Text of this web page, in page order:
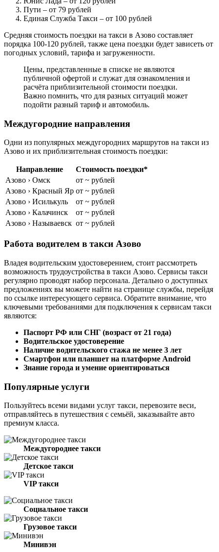
Пути – от 79 рублей
Единая Служба Такси – от 100 рублей
Средняя стоимость поездки на такси в Азово составляет
порядка 100-120 рублей, также цена поездки будет зависеть от
погодных условий, тарифа и загруженности.
Цены, представленные в списке не являются
публичной офертой и служат для ознакомления и
расчёта приблизительной стоимости поездки.
Важно помнить, что для разных ситуаций может
подойти разный тариф и автомобиль.
Междугородние направления
Одни из популярных междугородних маршрутов на такси из
Азово и их приблизительная стоимость поездки:
Направление
Стоимость поездки*
Азово › Омск
от ~ рублей
Азово › Красный Яр от ~ рублей
Азово › Исилькуль
от ~ рублей
Азово › Калачинск
от ~ рублей
Азово › Называевск от ~ рублей
Работа водителем в такси Азово
Владея водительским удостоверением, стоит рассмотреть
возможность трудоустройства в такси Азово. Сервисы такси
регулярно проводят набор персонала. Детально о доступных
предложениях вы можете найти на странице службы, перейдя
по ссылке интересующего сервиса. Обратите внимание, что
ключевыми требованиями для подключения к сервисам такси
являются:
Паспорт РФ или СНГ (возраст от 21 года)
Водительское удостоверение
Наличие водительского стажа не менее 3 лет
Смартфон или планшет на платформе Android
Знание города и умение ориентироваться
Популярные услуги
Пользуйтесь всеми видами услуг такси, перевозите веси,
отправляйтесь в путешествия с семьёй, заказывайте авто
премиум класса.
Междугороднее такси
Детское такси
VIP такси
Социальное такси
Грузовое такси
Минивэн